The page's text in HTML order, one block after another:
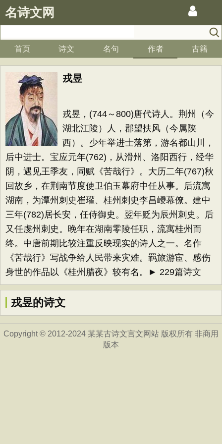
名诗文网
首页 诗文 名句 作者 古籍
戎昱
戎昱，(744～800)唐代诗人。荆州（今
湖北江陵）人，郡望扶风（今属陕
西）。少年举进士落第，游名都山川，
后中进士。宝应元年(762)，从滑州、洛阳西行，经华
阴，遇见王季友，同赋《苦哉行》。大历二年(767)秋
回故乡，在荆南节度使卫伯玉幕府中任从事。后流寓
湖南，为潭州刺史崔瓘、桂州刺史李昌巙幕僚。建中
三年(782)居长安，任侍御史。翌年贬为辰州刺史。后
又任虔州刺史。晚年在湖南零陵任职，流寓桂州而
终。中唐前期比较注重反映现实的诗人之一。名作
《苦哉行》写战争给人民带来灾难。羁旅游宦、感伤
身世的作品以《桂州腊夜》较有名。► 229篇诗文
戎昱的诗文
Copyright © 2012-2024 某某古诗文言文网站 版权所有 非商用
版本